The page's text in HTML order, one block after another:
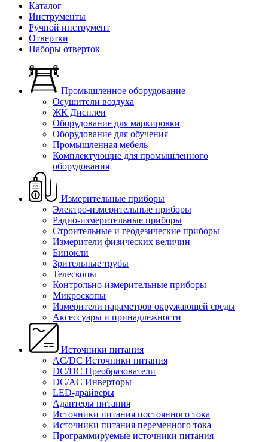
Каталог
Инструменты
Ручной инструмент
Отвертки
Наборы отверток
Промышленное оборудование
Осушители воздуха
ЖК Дисплеи
Оборудование для маркировки
Оборудование для обучения
Промышленная мебель
Комплектующие для промышленного
оборудования
Измерительные приборы
Электро-измерительные приборы
Радио-измерительные приборы
Строительные и геодезические приборы
Измерители физических величин
Бинокли
Зрительные трубы
Телескопы
Контрольно-измерительные приборы
Микроскопы
Измерители параметров окружающей среды
Аксессуары и принадлежности
Источники питания
AC/DC Источники питания
DC/DC Преобразователи
DC/AC Инверторы
LED-драйверы
Адаптеры питания
Источники питания постоянного тока
Источники питания переменного тока
Программируемые источники питания